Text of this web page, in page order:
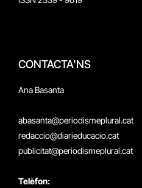
CONTACTA'NS
Ana Basanta
abasanta@periodismeplural.cat
redaccio@diarieducacio.cat
publicitat@periodismeplural.cat
Telèfon: